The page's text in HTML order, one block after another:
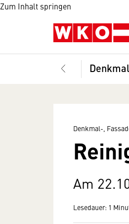
Zum Inhalt springen
Denkmal-,
Am
Lesedauer: 1